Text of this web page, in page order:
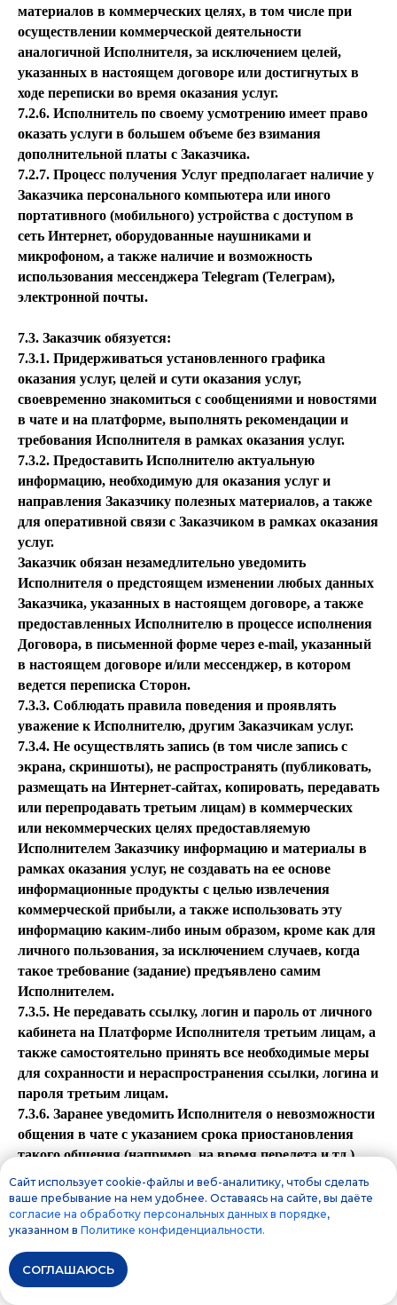
Сайт использует cookie-файлы и веб-аналитику, чтобы сделать
ваше пребывание на нем удобнее. Оставаясь на сайте, вы даёте
согласие на обработку персональных данных в порядке,
указанном в Политике конфиденциальности.
СОГЛАШАЮСЬ
материалов в коммерческих целях, в том числе при
осуществлении коммерческой деятельности
аналогичной Исполнителя, за исключением целей,
указанных в настоящем договоре или достигнутых в
ходе переписки во время оказания услуг.
7.2.6. Исполнитель по своему усмотрению имеет право
оказать услуги в большем объеме без взимания
дополнительной платы с Заказчика.
7.2.7. Процесс получения Услуг предполагает наличие у
Заказчика персонального компьютера или иного
портативного (мобильного) устройства с доступом в
сеть Интернет, оборудованные наушниками и
микрофоном, а также наличие и возможность
использования мессенджера Telegram (Телеграм),
электронной почты.
7.3. Заказчик обязуется:
7.3.1. Придерживаться установленного графика
оказания услуг, целей и сути оказания услуг,
своевременно знакомиться с сообщениями и новостями
в чате и на платформе, выполнять рекомендации и
требования Исполнителя в рамках оказания услуг.
7.3.2. Предоставить Исполнителю актуальную
информацию, необходимую для оказания услуг и
направления Заказчику полезных материалов, а также
для оперативной связи с Заказчиком в рамках оказания
услуг.
Заказчик обязан незамедлительно уведомить
Исполнителя о предстоящем изменении любых данных
Заказчика, указанных в настоящем договоре, а также
предоставленных Исполнителю в процессе исполнения
Договора, в письменной форме через e-mail, указанный
в настоящем договоре и/или мессенджер, в котором
ведется переписка Сторон.
7.3.3. Соблюдать правила поведения и проявлять
уважение к Исполнителю, другим Заказчикам услуг.
7.3.4. Не осуществлять запись (в том числе запись с
экрана, скриншоты), не распространять (публиковать,
размещать на Интернет-сайтах, копировать, передавать
или перепродавать третьим лицам) в коммерческих
или некоммерческих целях предоставляемую
Исполнителем Заказчику информацию и материалы в
рамках оказания услуг, не создавать на ее основе
информационные продукты с целью извлечения
коммерческой прибыли, а также использовать эту
информацию каким-либо иным образом, кроме как для
личного пользования, за исключением случаев, когда
такое требование (задание) предъявлено самим
Исполнителем.
7.3.5. Не передавать ссылку, логин и пароль от личного
кабинета на Платформе Исполнителя третьим лицам, а
также самостоятельно принять все необходимые меры
для сохранности и нераспространения ссылки, логина и
пароля третьим лицам.
7.3.6. Заранее уведомить Исполнителя о невозможности
общения в чате с указанием срока приостановления
такого общения (например, на время перелета и тд.).
Заранее согласовать с Исполнителем перенос даты,
времени проведения встреч и/или сроков оказания
услуг в целом.
7.3.7. Заказчик обязуется неукоснительно и
безоговорочно соблюдать следующие Правила
поведения при оказании ему Услуг Исполнителем